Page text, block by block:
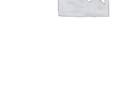
Пижамы